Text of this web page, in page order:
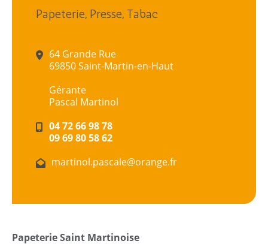
Papeterie, Presse, Tabac
64 Grande Rue
69850 Saint-Martin-en-Haut
Gérante
Pascal Martinol
04 72 66 98 78
09 69 80 58 62
martinol.pascale@orange.fr
Papeterie Saint Martinoise